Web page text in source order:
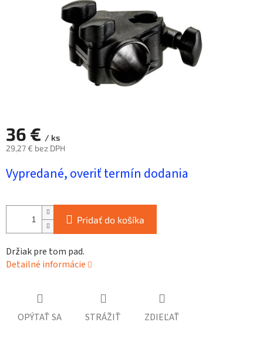
36 € / ks
29,27 € bez DPH
cena:
Vypredané, overiť termín dodania
Pridať do košíka
Držiak pre tom pad.
Detailné informácie
OPÝTAŤ SA STRÁŽIŤ ZDIEĽAŤ